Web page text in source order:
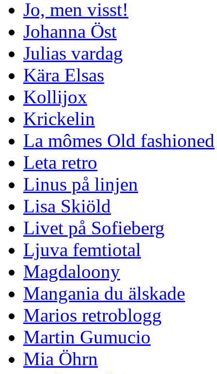
Jo, men visst!
Johanna Öst
Julias vardag
Kära Elsas
Kollijox
Krickelin
La mômes Old fashioned
Leta retro
Linus på linjen
Lisa Skiöld
Livet på Sofieberg
Ljuva femtiotal
Magdaloony
Mangania du älskade
Marios retroblogg
Martin Gumucio
Mia Öhrn